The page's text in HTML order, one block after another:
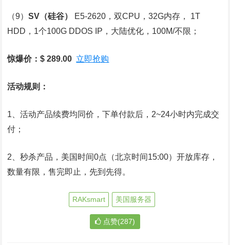
（9）SV （硅谷）
E5-2620，双CPU，32G内存， 1T
HDD，1个100G DDOS IP，大陆优化，100M/不限；
惊爆价：$ 289.00 立即抢购
活动规则：
1、活动产品续费均同价，下单付款后，2~24小时内完成交
付；
2、秒杀产品，美国时间0点（北京时间15:00）开放库存，
数量有限，售完即止，先到先得。
RAKsmart 美国服务器
点赞(287)